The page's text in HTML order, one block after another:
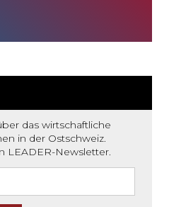
das wirtschaftliche
in der Ostschweiz.
LEADER-Newsletter.